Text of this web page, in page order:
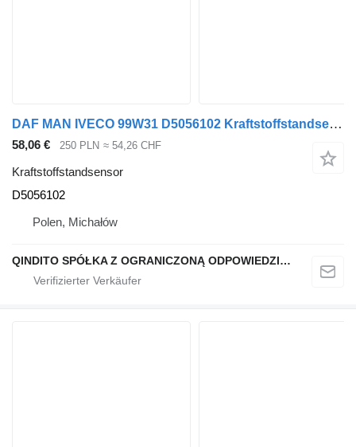
DAF MAN IVECO 99W31 D5056102 Kraftstoffstandsensor für DAF MAN IVECO Sattelzugmaschine
58,06 € 250 PLN ≈ 54,26 CHF
Kraftstoffstandsensor
D5056102
Polen, Michałów
QINDITO SPÓŁKA Z OGRANICZONĄ ODPOWIEDZIALNOŚCIĄ